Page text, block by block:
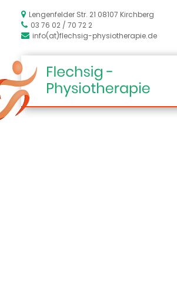
Lengenfelder Str. 21 08107 Kirchberg
03 76 02 / 70 72 2
info(at)flechsig-physiotherapie.de